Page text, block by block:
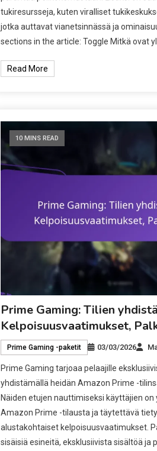
tukiresursseja, kuten viralliset
jotka auttavat vianetsinnässä ja
sections in the article: Toggle Mitkä ovat
Read More
10 MINS READ
Prime Gaming: Tilien
Kelpoisuusvaatimukset,
Prime Gaming -paketit 03/03/2026
Prime Gaming tarjoaa pelaajille
yhdistämällä heidän Amazon Prime -
Näiden etujen nauttimiseksi käyttäjien
Amazon Prime -tilausta ja täytettävä
alustakohtaiset kelpoisuusvaatimukset.
sisäisiä esineitä, eksklusiivista sisältöä ja